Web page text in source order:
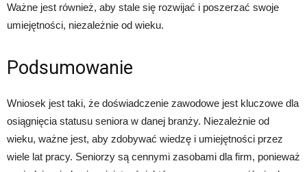
Ważne jest również, aby stale się rozwijać i poszerzać swoje
umiejętności, niezależnie od wieku.
Podsumowanie
Wniosek jest taki, że doświadczenie zawodowe jest kluczowe dla
osiągnięcia statusu seniora w danej branży. Niezależnie od
wieku, ważne jest, aby zdobywać wiedzę i umiejętności przez
wiele lat pracy. Seniorzy są cennymi zasobami dla firm, ponieważ